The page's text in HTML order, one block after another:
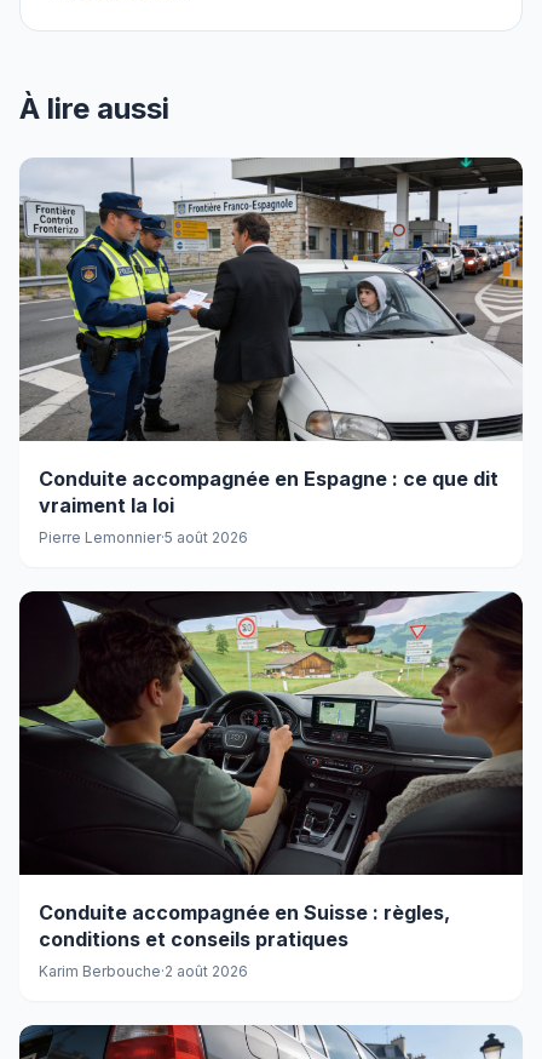
À lire aussi
Conduite accompagnée en Espagne : ce que dit
vraiment la loi
Pierre Lemonnier·5 août 2026
Conduite accompagnée en Suisse : règles,
conditions et conseils pratiques
Karim Berbouche·2 août 2026